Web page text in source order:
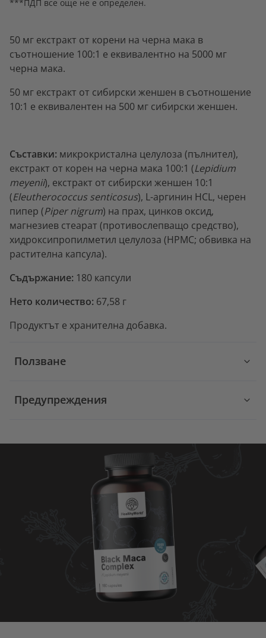
***ПДП все още не е определен.
50 мг екстракт от корени на черна мака в
съотношение 100:1 е еквивалентно на 5000 мг
черна мака.
50 мг екстракт от сибирски женшен в съотношение
10:1 е еквивалентен на 500 мг сибирски женшен.
Съставки: микрокристална целулоза (пълнител),
екстракт от корен на черна мака 100:1 (Lepidium
meyenii), екстракт от сибирски женшен 10:1
(Eleutherococcus senticosus), L-аргинин HCL, черен
пипер (Piper nigrum) на прах, цинков оксид,
магнезиев стеарат (противослепващо средство),
хидроксипропилметил целулоза (НРМС; обвивка на
растителна капсула).
Съдържание: 180 капсули
Нето количество: 67,58 г
Продуктът е хранителна добавка.
Ползване
Предупреждения